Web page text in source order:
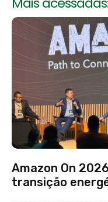
Amazon On
transição